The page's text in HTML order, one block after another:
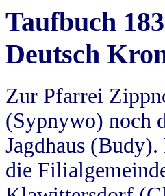
Taufbuch
Deutsch
Zur Pfarrei
(Sypnywo) noch
Jagdhaus
die